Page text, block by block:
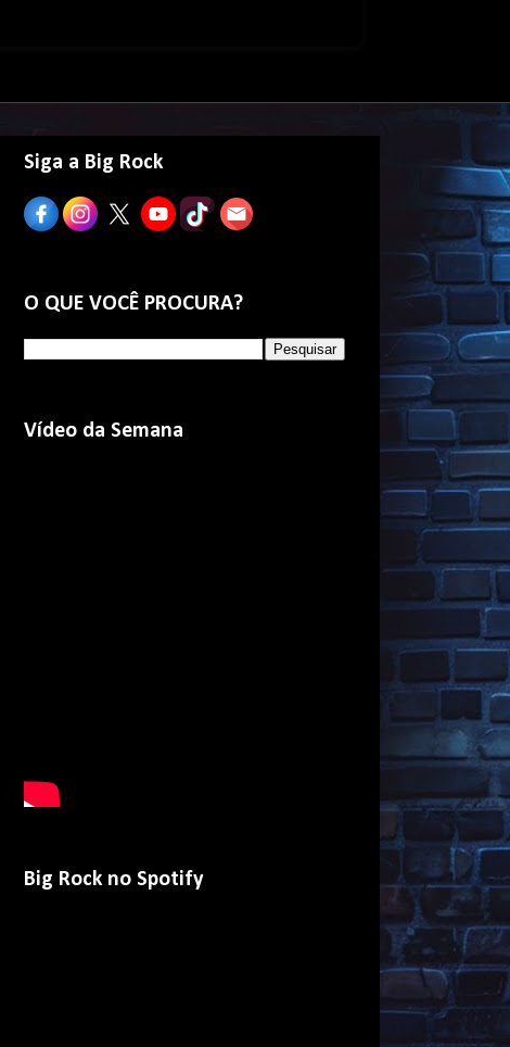
Siga a Big Rock
O QUE VOCÊ PROCURA?
Vídeo da Semana
Big Rock no Spotify